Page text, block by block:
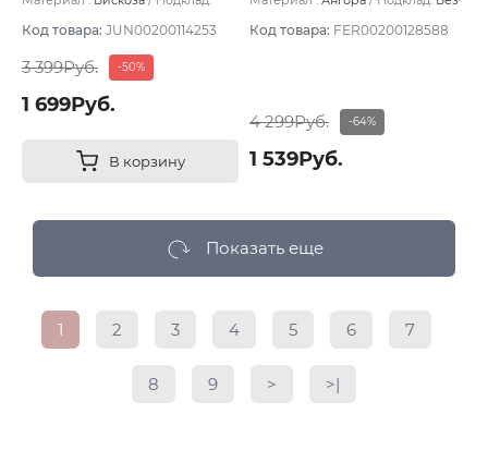
Код товара: JUN00200114253
3 399Руб. -50%
1 699Руб.
В корзину
Код товара: FER00200128588
4 299Руб. -64%
1 539Руб.
Показать еще
1 2 3 4 5 6 7
8 9 > >|